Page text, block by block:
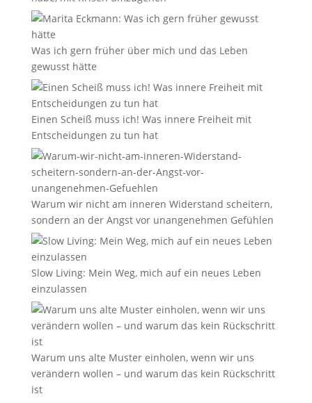
Was ich gern früher über mich und das Leben
gewusst hätte
Einen Scheiß muss ich! Was innere Freiheit mit
Entscheidungen zu tun hat
Warum wir nicht am inneren Widerstand scheitern,
sondern an der Angst vor unangenehmen Gefühlen
Slow Living: Mein Weg, mich auf ein neues Leben
einzulassen
Warum uns alte Muster einholen, wenn wir uns
verändern wollen – und warum das kein Rückschritt
ist